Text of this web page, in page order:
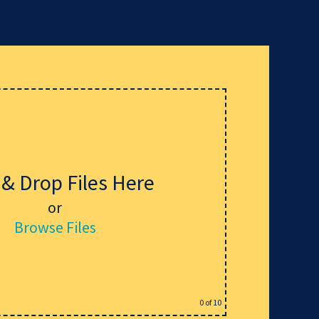
Drop Files Here
or
Browse Files
0 of 10